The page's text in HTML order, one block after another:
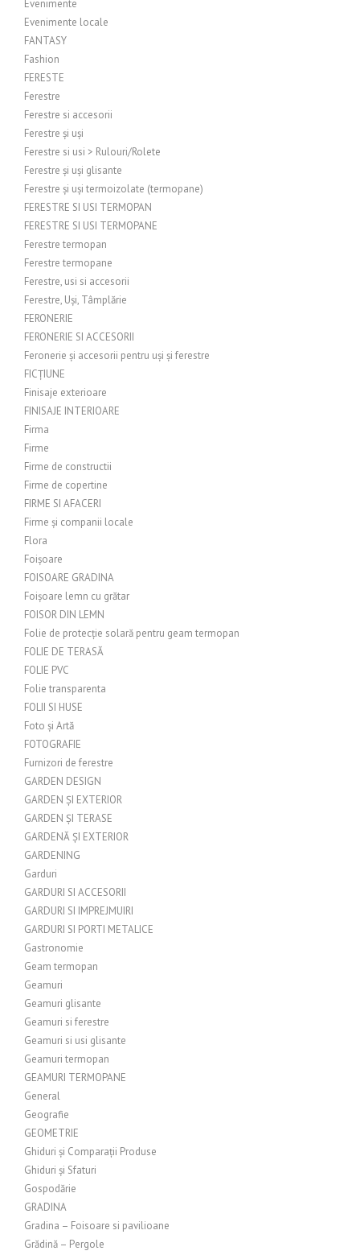
Evenimente
Evenimente locale
FANTASY
Fashion
FERESTE
Ferestre
Ferestre si accesorii
Ferestre și uși
Ferestre si usi > Rulouri/Rolete
Ferestre și uși glisante
Ferestre și uși termoizolate (termopane)
FERESTRE SI USI TERMOPAN
FERESTRE SI USI TERMOPANE
Ferestre termopan
Ferestre termopane
Ferestre, usi si accesorii
Ferestre, Uși, Tâmplărie
FERONERIE
FERONERIE SI ACCESORII
Feronerie și accesorii pentru uși și ferestre
FICȚIUNE
Finisaje exterioare
FINISAJE INTERIOARE
Firma
Firme
Firme de constructii
Firme de copertine
FIRME SI AFACERI
Firme și companii locale
Flora
Foișoare
FOISOARE GRADINA
Foișoare lemn cu grătar
FOISOR DIN LEMN
Folie de protecție solară pentru geam termopan
FOLIE DE TERASĂ
FOLIE PVC
Folie transparenta
FOLII SI HUSE
Foto și Artă
FOTOGRAFIE
Furnizori de ferestre
GARDEN DESIGN
GARDEN ȘI EXTERIOR
GARDEN ȘI TERASE
GARDENĂ ȘI EXTERIOR
GARDENING
Garduri
GARDURI SI ACCESORII
GARDURI SI IMPREJMUIRI
GARDURI SI PORTI METALICE
Gastronomie
Geam termopan
Geamuri
Geamuri glisante
Geamuri si ferestre
Geamuri si usi glisante
Geamuri termopan
GEAMURI TERMOPANE
General
Geografie
GEOMETRIE
Ghiduri și Comparații Produse
Ghiduri și Sfaturi
Gospodărie
GRADINA
Gradina – Foisoare si pavilioane
Grădină – Pergole